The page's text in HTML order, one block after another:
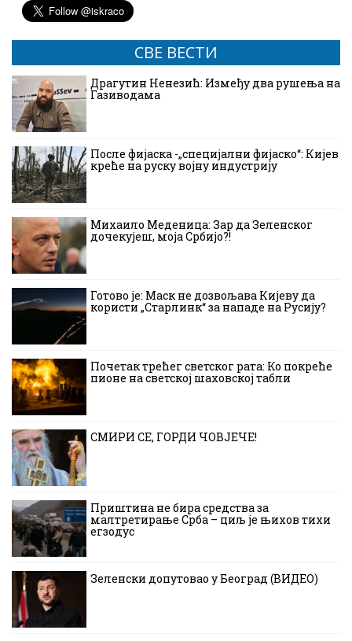
СВЕ ВЕСТИ
Драгутин Ненезић: Између два рушења на
Газиводама
После фијаска -„специјални фијаско“: Кијев
креће на руску војну индустрију
Михаило Меденица: Зар да Зеленског
дочекујеш, моја Србијо?!
Готово је: Маск не дозвољава Кијеву да
користи „Старлинк“ за нападе на Русију?
Почетак трећег светског рата: Ко покреће
пионе на светској шаховској табли
СМИРИ СЕ, ГОРДИ ЧОВЈЕЧЕ!
Приштина не бира средства за
малтретирање Срба – циљ је њихов тихи
егзодус
Зеленски допутовао у Београд (ВИДЕО)